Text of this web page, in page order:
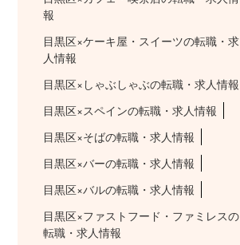
報
目黒区×ケーキ屋・スイーツの転職・求
人情報
目黒区×しゃぶしゃぶの転職・求人情報
目黒区×スペインの転職・求人情報
目黒区×そばの転職・求人情報
目黒区×バーの転職・求人情報
目黒区×バルの転職・求人情報
目黒区×ファストフード・ファミレスの
転職・求人情報